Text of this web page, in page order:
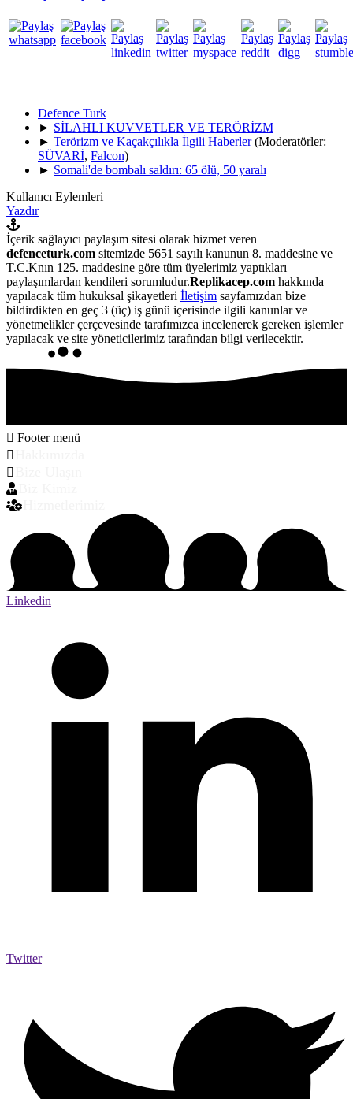
Defence Turk
► SİLAHLI KUVVETLER VE TERÖRİZM
► Terörizm ve Kaçakçılıkla İlgili Haberler (Moderatörler:
SÜVARİ, Falcon)
► Somali'de bombalı saldırı: 65 ölü, 50 yaralı
Kullanıcı Eylemleri
Yazdır
İçerik sağlayıcı paylaşım sitesi olarak hizmet veren
defenceturk.com sitemizde 5651 sayılı kanunun 8. maddesine ve
T.C.Knın 125. maddesine göre tüm üyelerimiz yaptıkları
paylaşımlardan kendileri sorumludur.Replikacep.com hakkında
yapılacak tüm hukuksal şikayetleri İletişim sayfamızdan bize
bildirdikten en geç 3 (üç) iş günü içerisinde ilgili kanunlar ve
yönetmelikler çerçevesinde tarafımızca incelenerek gereken işlemler
yapılacak ve site yöneticilerimiz tarafından bilgi verilecektir.
Footer menü
Linkedin
Twitter